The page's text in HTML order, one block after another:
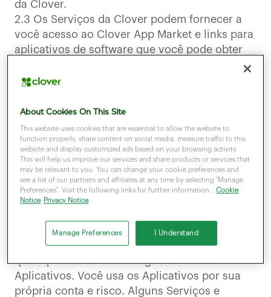
da Clover.
2.3 Os Serviços da Clover podem fornecer a
você acesso ao Clover App Market e links para
aplicativos de software que você pode obter
da Clover ou de desenvolvedores de terceiros
(cada um, um
ou funcionar com os Serviços da Clover, esses
Aplicativos não fazem parte dos Serviços da
Clover; os desenvolvedores de Aplicativos
fornecem Aplicativos diretamente a você. Você
deve firmar contratos separados com os
desenvolvedores de Aplicativos para usar os
aplicativos. Você é o único responsável pelo
conformidade com os contratos
correspondentes dos Aplicativos e por
quaisquer taxas ou encargos associados aos
Aplicativos. Você usa os Aplicativos por sua
própria conta e risco. Alguns Serviços e
About Cookies On This Site
This website uses cookies that are essential to allow the website to
function properly, share content on social media, measure traffic to this
website and display customized ads based on your browsing activity.
This will help us improve our services and share products or services that
may be relevant to you. You can change your cookie preferences and
see a list of our partners and affiliates at any time by selecting "Manage
Preferences". Visit the following links for further information:
Cookie
Notice
Privacy Notice
Manage Preferences I Understand